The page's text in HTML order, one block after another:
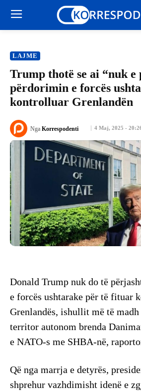
LAJME
Trump thotë se ai “nuk e
përdorimin e forcës
kontrolluar Grenlandën
4 Maj, 2025 -
Nga Korrespodenti
Donald Trump nuk do të
e forcës ushtarake për të fituar
Grenlandës, ishullit më të madh
territor autonom brenda
e NATO-s me SHBA-në,
Që nga marrja e detyrës,
shprehur vazhdimisht idenë e